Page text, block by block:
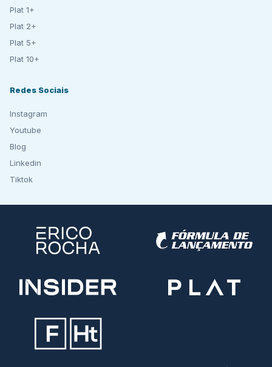
Plat 1+
Plat 2+
Plat 5+
Plat 10+
Redes Sociais
Instagram
Youtube
Blog
Linkedin
Tiktok